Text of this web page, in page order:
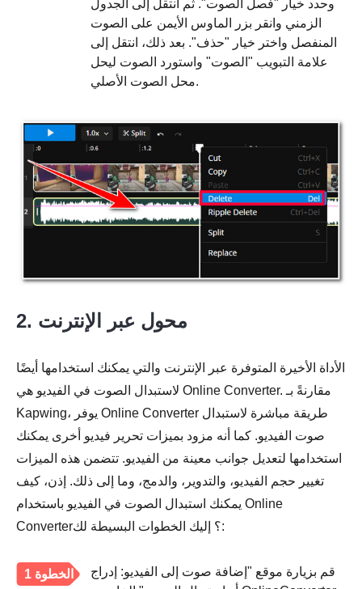
وحدد خيار "فصل الصوت". ثم انتقل إلى الجدول
الزمني وانقر بزر الماوس الأيمن على الصوت
المنفصل واختر خيار "حذف". بعد ذلك، انتقل إلى
علامة التبويب "الصوت" واستورد الصوت ليحل
محل الصوت الأصلي.
2. محول عبر الإنترنت
الأداة الأخيرة المتوفرة عبر الإنترنت والتي يمكنك استخدامها أيضًا
لاستبدال الصوت في الفيديو هي Online Converter. مقارنةً بـ
Kapwing، يوفر Online Converter طريقة مباشرة لاستبدال
صوت الفيديو. كما أنه مزود بميزات تحرير فيديو أخرى يمكنك
استخدامها لتعديل جوانب معينة من الفيديو. تتضمن هذه الميزات
تغيير حجم الفيديو، والتدوير، والدمج، وما إلى ذلك. إذن، كيف
يمكنك استبدال الصوت في الفيديو باستخدام Online
Converter؟ إليك الخطوات البسيطة لك:
الخطوة 1
قم بزيارة موقع "إضافة صوت إلى الفيديو: إدراج